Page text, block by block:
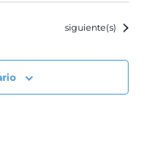
Eventos
siguiente(s)